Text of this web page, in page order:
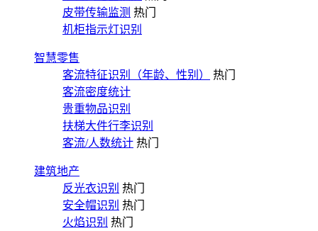
皮带传输监测 热门
机柜指示灯识别
智慧零售
客流特征识别（年龄、性别）
热门
客流密度统计
贵重物品识别
扶梯大件行李识别
客流/人数统计 热门
建筑地产
反光衣识别 热门
安全帽识别 热门
火焰识别 热门